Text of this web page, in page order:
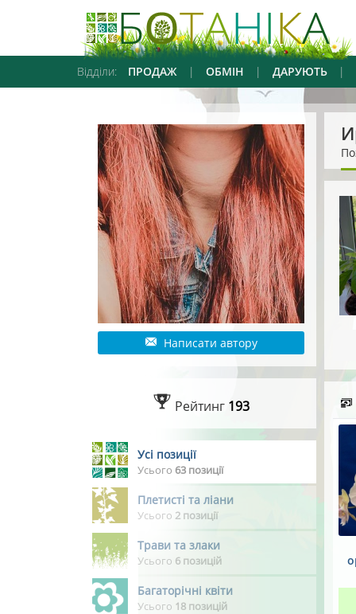
Відділи: ПРОДАЖ | ОБМІН | ДАРУЮТЬ |
Написати автору
Рейтинг 193
Усі позиції
Усього 63 позиції
Плетисті та ліани
Усього 2 позиції
Трави та злаки
Усього 6 позицій
Багаторічні квіти
Усього 18 позицій